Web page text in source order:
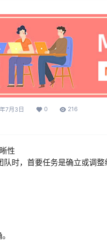
7月3日 0 216
性
队时，首要任务是确立或调